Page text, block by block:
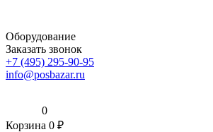
Оборудование
Заказать звонок
+7 (495) 295-90-95
info@posbazar.ru
0
Корзина 0 ₽